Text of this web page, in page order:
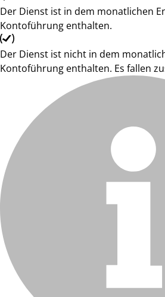
Der Dienst ist in dem monatlichen
Kontoführung enthalten.
Der Dienst ist nicht in dem
Kontoführung enthalten. Es fallen